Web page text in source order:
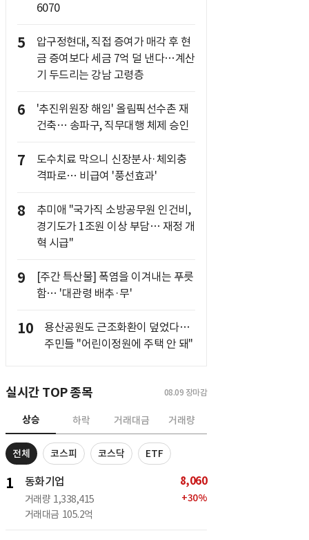
6070
5
압구정현대, 직접 증여가 매각 후 현
금 증여보다 세금 7억 덜 낸다…계산
기 두드리는 강남 고령층
6
'추진위원장 해임' 올림픽선수촌 재
건축… 송파구, 직무대행 체제 승인
7
도수치료 막으니 신장분사·체외충
격파로… 비급여 '풍선효과'
8
추미애 "국가직 소방공무원 인건비,
경기도가 1조원 이상 부담… 재정 개
혁 시급"
9
[주간 특산물] 폭염을 이겨내는 푸릇
함… '대관령 배추·무'
10
용산공원도 근조화환이 덮었다…
주민들 "어린이정원에 주택 안 돼"
실시간 TOP 종목 08.09 장마감
상승 하락 거래대금 거래량
전체 코스피 코스닥 ETF
1 동화기업
거래량 1,338,415
거래대금 105.2억
8,060
+30%